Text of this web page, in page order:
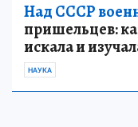
Над СССР
пришельцев:
искала и
НАУКА